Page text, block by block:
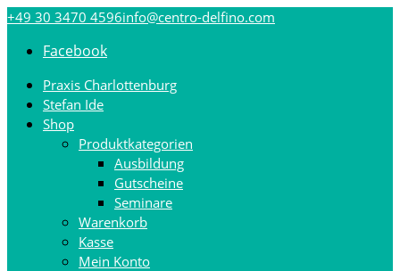
Direkt
Inhalt
+49 30 3470 4596info@centro-delfino.com
Facebook
Praxis Charlottenburg
Stefan Ide
Shop
Produktkategorien
Ausbildung
Gutscheine
Seminare
Warenkorb
Kasse
Mein Konto